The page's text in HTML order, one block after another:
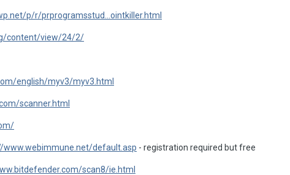
p/r/prprogramsstud...ointkiller.html
content/view/24/2/
english/myv3/myv3.html
scanner.html
www.webimmune.net/default.asp - registration required but free
scan8/ie.html